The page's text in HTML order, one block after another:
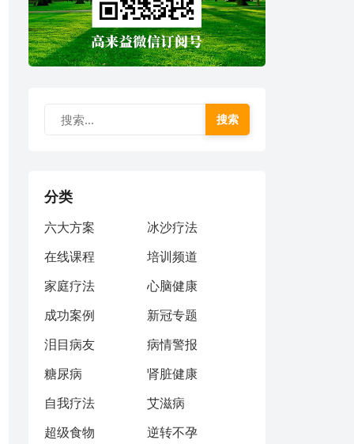
搜索
分类
六大方案
冰沙疗法
在线课程
培训频道
家庭疗法
心脑健康
成功案例
新冠专题
泪目病友
病情警报
糖尿病
肾脏健康
自我疗法
艾滋病
超级食物
逆转不孕